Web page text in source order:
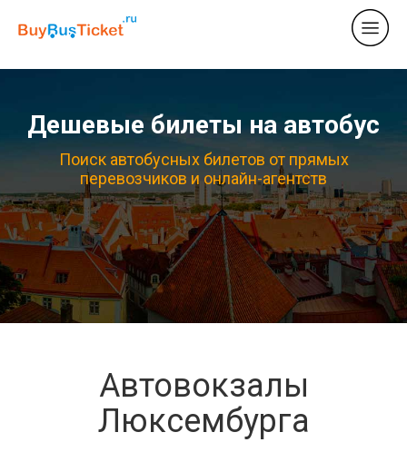
Дешевые билеты на автобус
Поиск автобусных билетов от прямых
перевозчиков и онлайн-агентств
Автовокзалы
Люксембурга